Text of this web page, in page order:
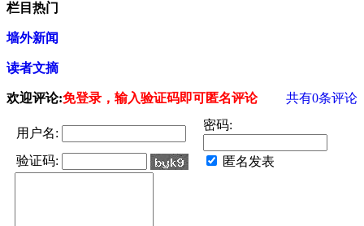
栏目热门
墙外新闻
读者文摘
欢迎评论:免登录，输入验证码即可匿名评论 共有0条评论
用户名:
密码:
验证码: 匿名发表